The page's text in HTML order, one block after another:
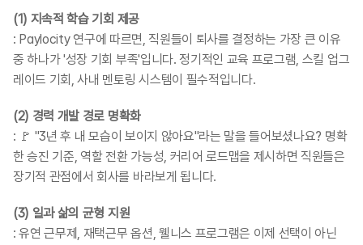
(1) 지속적 학습 기회 제공
: Paylocity 연구에 따르면, 직원들이 퇴사를 결정하는 가장 큰 이유
중 하나가 '성장 기회 부족'입니다. 정기적인 교육 프로그램, 스킬 업그
레이드 기회, 사내 멘토링 시스템이 필수적입니다.
(2) 경력 개발 경로 명확화
: 🚩 "3년 후 내 모습이 보이지 않아요"라는 말을 들어보셨나요? 명확
한 승진 기준, 역할 전환 가능성, 커리어 로드맵을 제시하면 직원들은
장기적 관점에서 회사를 바라보게 됩니다.
(3) 일과 삶의 균형 지원
: 유연 근무제, 재택근무 옵션, 웰니스 프로그램은 이제 선택이 아닌